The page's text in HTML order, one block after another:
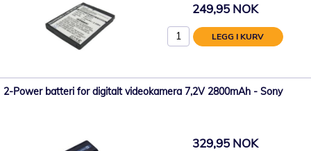
249,95 NOK
LEGG I KURV
2-Power batteri for digitalt videokamera 7,2V 2800mAh - Sony
329,95 NOK